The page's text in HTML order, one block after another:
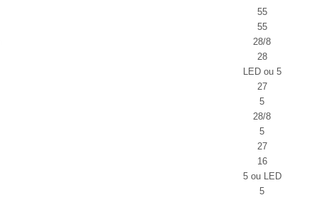
55
55
28/8
28
LED ou 5
27
5
28/8
5
27
16
5 ou LED
5